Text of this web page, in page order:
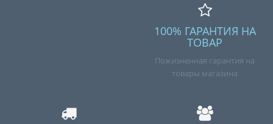
100% ГАРАНТИЯ НА
ТОВАР
Пожизненная гарантия на
товары магазина